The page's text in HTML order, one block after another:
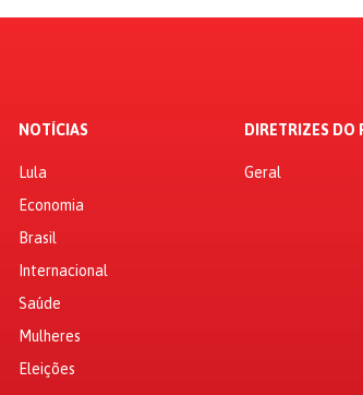
NOTÍCIAS
Lula
Economia
Brasil
Internacional
Saúde
Mulheres
Eleições
DIRETRIZES DO
Geral